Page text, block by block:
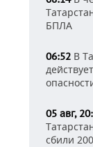
БПЛА
06:52 В
05 авг,
сбили